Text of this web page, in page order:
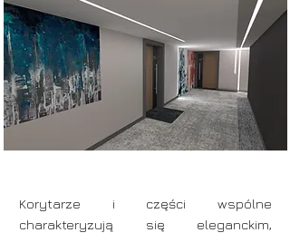
Korytarze i części wspólne
charakteryzują się eleganckim,